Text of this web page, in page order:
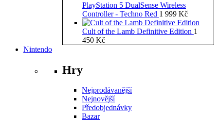
PlayStation 5 DualSense Wireless
Controller - Techno Red 1 999 Kč
Cult of the Lamb Definitive Edition 1
450 Kč
Nintendo
Hry
Nejprodávanější
Nejnovější
Předobjednávky
Bazar